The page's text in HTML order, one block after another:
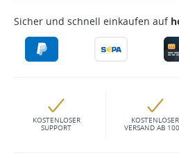
Sicher und schnell einkaufen auf
KOSTENLOSER
SUPPORT
KOSTENLOSER
VERSAND AB